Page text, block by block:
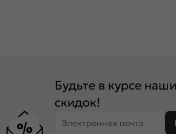
Будьте в курсе
скидок!
Электронная почта